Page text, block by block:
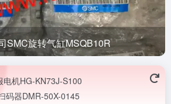
SMC旋转气缸MSQB10R
电机HG-KN73J-S100
码器DMR-50X-0145